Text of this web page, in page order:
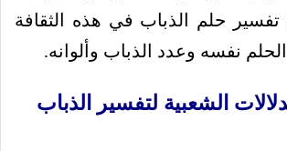
تفسير حلم الذباب في هذه الثقافة
نفسه وعدد الذباب وألوانه.
الشعبية لتفسير الذباب